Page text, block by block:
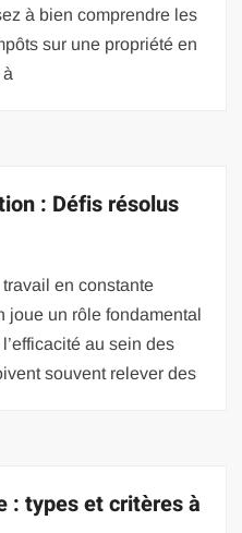
à bien comprendre les
sur une propriété en
: Défis résolus
en constante
joue un rôle fondamental
au sein des
souvent relever des
: types et critères à